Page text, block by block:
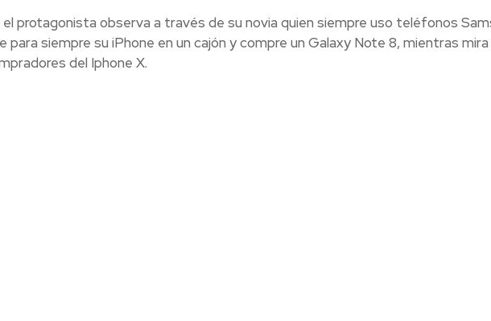
protagonista observa a través de su novia quien siempre uso teléfonos
para siempre su iPhone en un cajón y compre un Galaxy Note 8, mientras
del Iphone X.